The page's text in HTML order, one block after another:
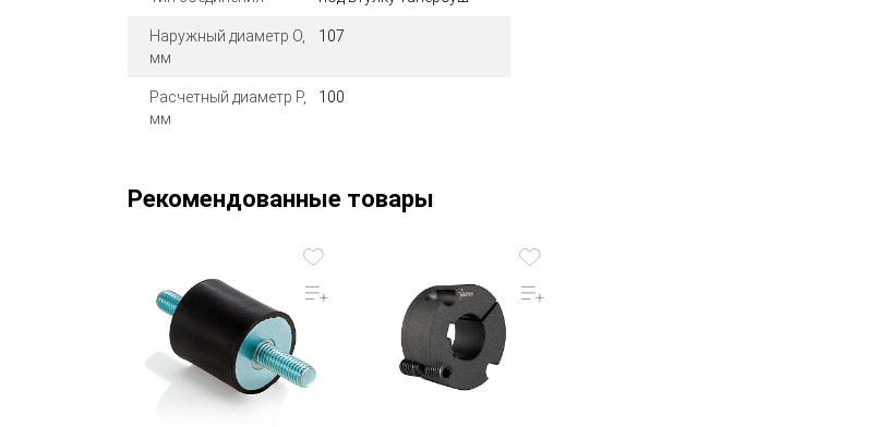
Наружный диаметр O,
мм
107
Расчетный диаметр P,
мм
100
Рекомендованные товары